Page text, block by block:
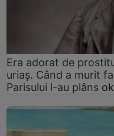
Era adorat de
uriaș. Când a murit
Parisului l-au plâns